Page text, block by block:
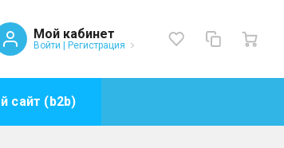
Мой кабинет
Войти | Регистрация
сайт (b2b)